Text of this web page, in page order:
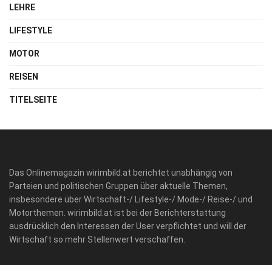
LEHRE
LIFESTYLE
MOTOR
REISEN
TITELSEITE
Das Onlinemagazin wirimbild.at berichtet unabhängig von
Parteien und politischen Gruppen über aktuelle Themen,
insbesondere über Wirtschaft-/ Lifestyle-/ Mode-/ Reise-/ und
Motorthemen. wirimbild.at ist bei der Berichterstattung
ausdrücklich den Interessen der User verpflichtet und will der
Wirtschaft so mehr Stellenwert verschaffen.